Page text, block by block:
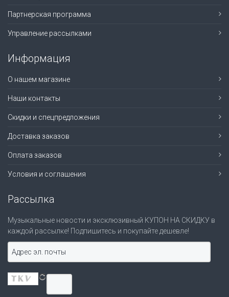
Партнерская программа
Управление рассылками
Информация
О нашем магазине
Наши контакты
Скидки и спецпредложения
Доставка заказов
Оплата заказов
Условия и соглашения
Рассылка
Музыкальные новости и эксклюзивный КУПОН НА СКИДКУ в
каждой рассылке! Подпишитесь и покупайте дешевле!